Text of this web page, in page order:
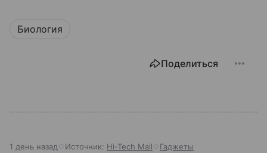
Биология
Поделиться
1 день назад Источник: Hi-Tech Mail Гаджеты